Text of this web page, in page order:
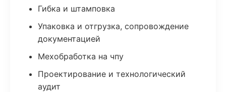
Гибка и штамповка
Упаковка и отгрузка, сопровождение
документацией
Мехобработка на чпу
Проектирование и технологический
аудит